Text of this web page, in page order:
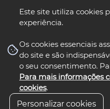
Este site utiliza cookies
experiência.
Os cookies essenciais
do site e são
o seu consentimento.
Para mais informações
cookies.
Personalizar cookies
nos